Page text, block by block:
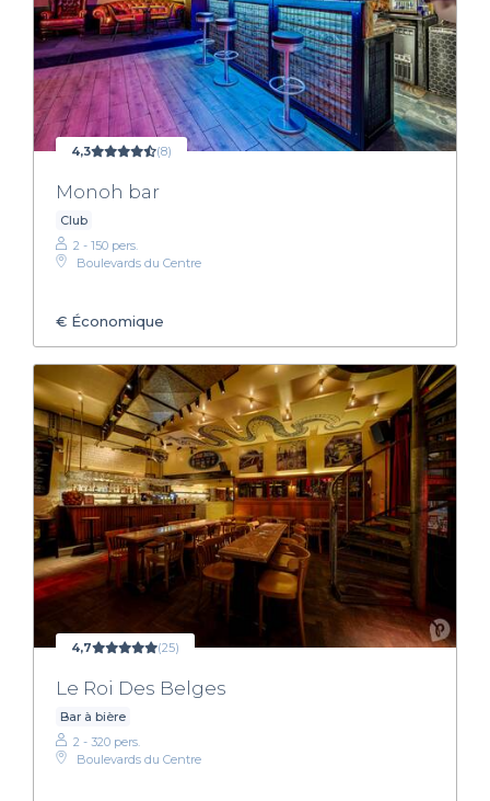
4,3 (8)
Monoh bar
Club
2 - 150 pers.
Boulevards du Centre
€ Économique
4,7 (25)
Le Roi Des Belges
Bar à bière
2 - 320 pers.
Boulevards du Centre